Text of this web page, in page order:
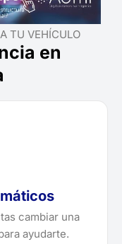
TU VEHÍCULO
en
cambiar una
ayudarte.